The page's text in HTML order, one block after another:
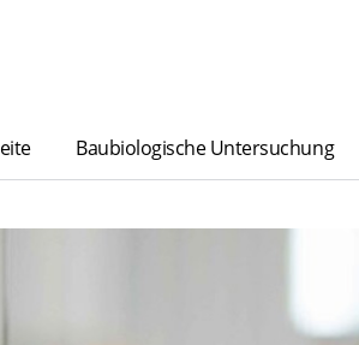
Baubiologische Untersuchung